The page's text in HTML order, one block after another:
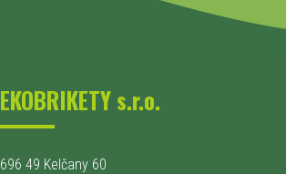
EKOBRIKETY s.r.o.
696 49 Kelčany 60